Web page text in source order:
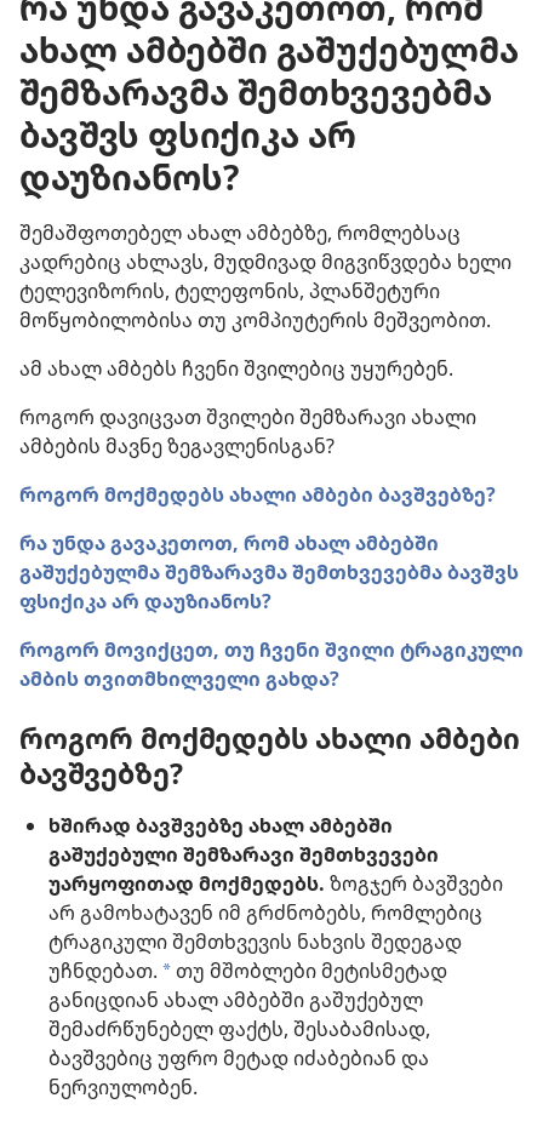
ახალ ამბებში გაშუქებულმა
შემზარავმა შემთხვევებმა
ბავშვს ფსიქიკა არ
დაუზიანოს?
შემაშფოთებელ ახალ ამბებზე, რომლებსაც
კადრებიც ახლავს, მუდმივად მიგვიწვდება ხელი
ტელევიზორის, ტელეფონის, პლანშეტური
მოწყობილობისა თუ კომპიუტერის მეშვეობით.
ამ ახალ ამბებს ჩვენი შვილებიც უყურებენ.
როგორ დავიცვათ შვილები შემზარავი ახალი
ამბების მავნე ზეგავლენისგან?
როგორ მოქმედებს ახალი ამბები ბავშვებზე?
რა უნდა გავაკეთოთ, რომ ახალ ამბებში
გაშუქებულმა შემზარავმა შემთხვევებმა ბავშვს
ფსიქიკა არ დაუზიანოს?
როგორ მოვიქცეთ, თუ ჩვენი შვილი ტრაგიკული
ამბის თვითმხილველი გახდა?
როგორ მოქმედებს ახალი ამბები
ბავშვებზე?
ხშირად ბავშვებზე ახალ ამბებში
გაშუქებული შემზარავი შემთხვევები
უარყოფითად მოქმედებს. ზოგჯერ ბავშვები
არ გამოხატავენ იმ გრძნობებს, რომლებიც
ტრაგიკული შემთხვევის ნახვის შედეგად
უჩნდებათ. a თუ მშობლები მეტისმეტად
განიცდიან ახალ ამბებში გაშუქებულ
შემაძრწუნებელ ფაქტს, შესაბამისად,
ბავშვებიც უფრო მეტად იძაბებიან და
ნერვიულობენ.